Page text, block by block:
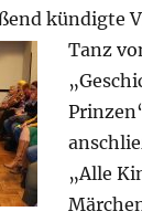
kündigte
Tanz
„Alle